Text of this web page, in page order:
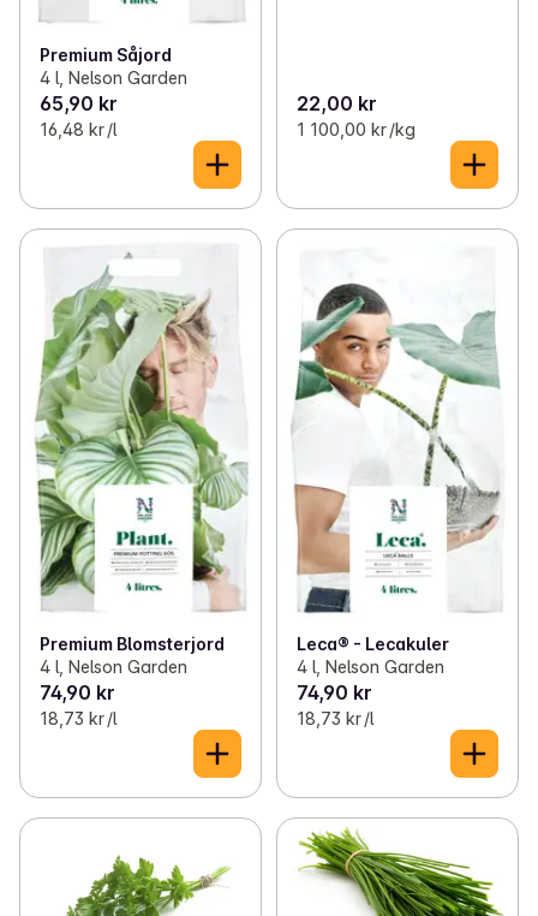
Premium Såjord
4 l, Nelson Garden
65,90 kr
16,48 kr /l
22,00 kr
1 100,00 kr /kg
Premium Blomsterjord
4 l, Nelson Garden
74,90 kr
18,73 kr /l
Leca® - Lecakuler
4 l, Nelson Garden
74,90 kr
18,73 kr /l